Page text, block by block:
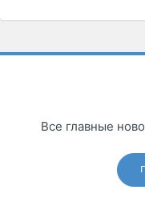
Все главные